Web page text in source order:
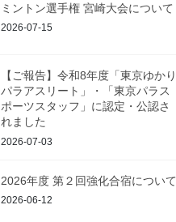
ミントン選手権 宮崎大会について
2026-07-15
【ご報告】令和8年度「東京ゆかり
パラアスリート」・「東京パラス
ポーツスタッフ」に認定・公認さ
れました
2026-07-03
2026年度 第２回強化合宿について
2026-06-12